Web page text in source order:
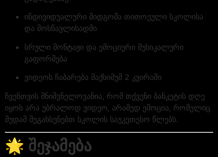
ინდივიდუალური მიდგომა თითოეული სკოლისა
და მოსწავლისადმი
სრული მონტაჟი და ემოციური მუსიკალური
გაფორმება
ვიდეოს ჩაბარება მაქსიმუმ 2 კვირაში
ჩვენთვის მნიშვნელოვანია, რომ თქვენი ბანკეტის დღე
იყოს არა უბრალოდ ვიდეო, არამედ ემოცია, რომელიც
მუდამ შეგახსენებთ სკოლის საუკეთესო წლებს.
🌟 შეჯამება